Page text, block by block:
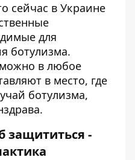
сейчас в Украине
для
ботулизма.
в любое
в место, где
ботулизма,
защититься -